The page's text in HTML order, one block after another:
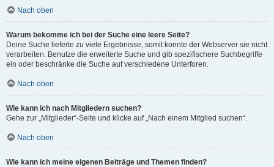
Nach oben
Warum bekomme ich bei der Suche eine leere Seite?
Deine Suche lieferte zu viele Ergebnisse, somit konnte der Webserver sie nicht
verarbeiten. Benutze die erweiterte Suche und gib spezifischere Suchbegriffe
ein oder beschränke die Suche auf verschiedene Unterforen.
Nach oben
Wie kann ich nach Mitgliedern suchen?
Gehe zur „Mitglieder“-Seite und klicke auf „Nach einem Mitglied suchen“.
Nach oben
Wie kann ich meine eigenen Beiträge und Themen finden?